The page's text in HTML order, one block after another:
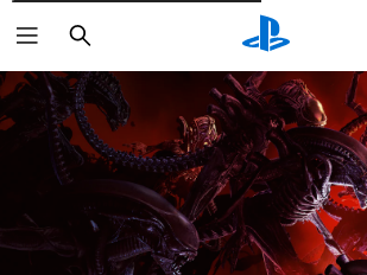
Rechercher